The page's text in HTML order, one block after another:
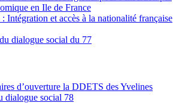
en Ile de France
Intégration et accès à la nationalité française
dialogue social du 77
d’ouverture la DDETS des Yvelines
dialogue social 78